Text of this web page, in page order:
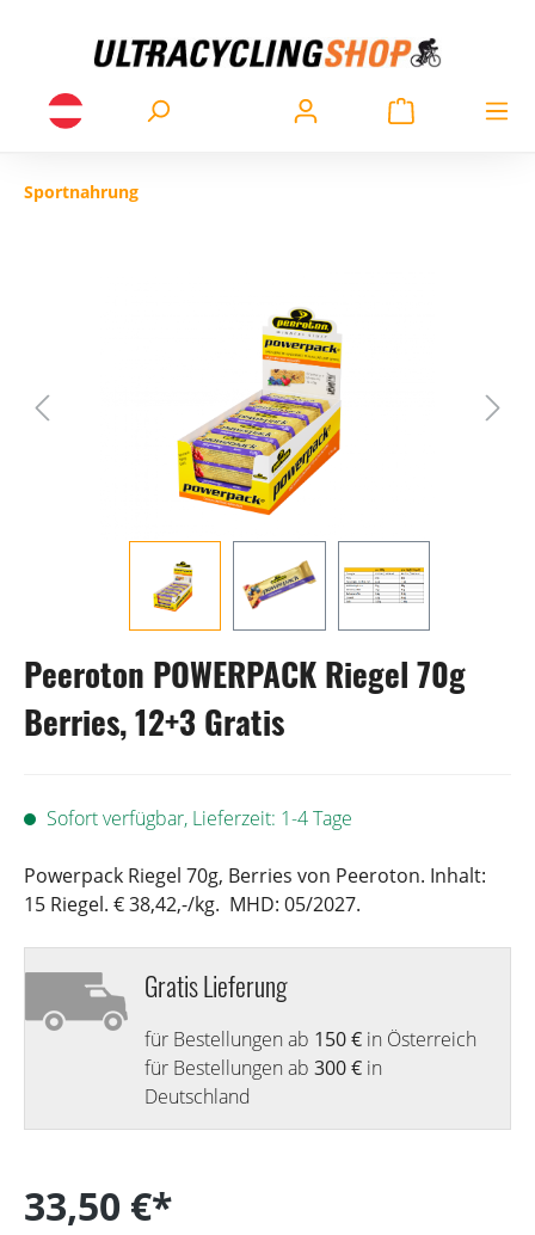
Sportnahrung
Peeroton POWERPACK Riegel 70g
Berries, 12+3 Gratis
Sofort verfügbar, Lieferzeit: 1-4 Tage
Powerpack Riegel 70g, Berries von Peeroton. Inhalt:
15 Riegel. € 38,42,-/kg. MHD: 05/2027.
Gratis Lieferung
für Bestellungen ab 150 € in Österreich
für Bestellungen ab 300 € in
Deutschland
33,50 €*